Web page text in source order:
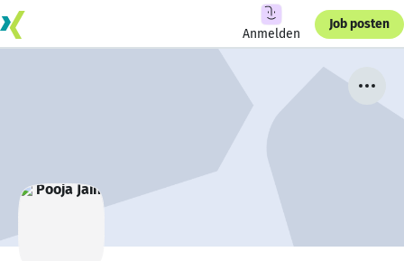
Anmelden
Job posten